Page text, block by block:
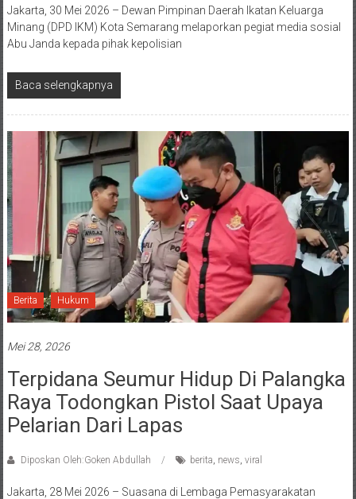
Jakarta, 30 Mei 2026 – Dewan Pimpinan Daerah Ikatan Keluarga
Minang (DPD IKM) Kota Semarang melaporkan pegiat media sosial
Abu Janda kepada pihak kepolisian
Baca selengkapnya
Berita Hukum
Mei 28, 2026
Terpidana Seumur Hidup Di Palangka
Raya Todongkan Pistol Saat Upaya
Pelarian Dari Lapas
Diposkan Oleh:Goken Abdullah berita, news, viral
Jakarta, 28 Mei 2026 – Suasana di Lembaga Pemasyarakatan